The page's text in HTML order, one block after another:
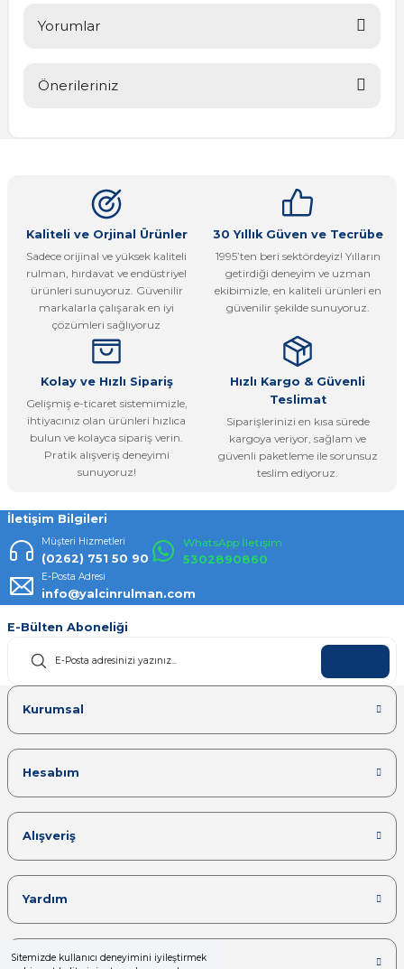
Sitemizde kullanıcı deneyimini iyileştirmek
Yorumlar
Önerileriniz
Görüş ve önerileriniz için teşekkür ederiz.
Ürün resmi kalitesiz, bozuk veya görüntülenemiyor.
Ürün açıklamasında eksik bilgiler bulunuyor.
Ürün bilgilerinde hatalar bulunuyor.
Ürün fiyatı diğer sitelerden daha pahalı.
Bu ürüne benzer farklı alternatifler olmalı.
Gönder
Kaliteli ve Orjinal Ürünler
Sadece orijinal ve yüksek kaliteli
rulman, hırdavat ve endüstriyel
ürünleri sunuyoruz. Güvenilir
markalarla çalışarak en iyi
çözümleri sağlıyoruz
30 Yıllık Güven ve Tecrübe
1995’ten beri sektördeyiz! Yılların
getirdiği deneyim ve uzman
ekibimizle, en kaliteli ürünleri en
güvenilir şekilde sunuyoruz.
Kolay ve Hızlı Sipariş
Gelişmiş e-ticaret sistemimizle,
ihtiyacınız olan ürünleri hızlıca
bulun ve kolayca sipariş verin.
Pratik alışveriş deneyimi
sunuyoruz!
Hızlı Kargo & Güvenli
Teslimat
Siparişlerinizi en kısa sürede
kargoya veriyor, sağlam ve
güvenli paketleme ile sorunsuz
teslim ediyoruz.
İletişim Bilgileri
Müşteri Hizmetleri
(0262) 751 50 90
WhatsApp İletişim
5302890860
E-Posta Adresi
info@yalcinrulman.com
E-Bülten Aboneliği
Kurumsal
Hesabım
Alışveriş
Yardım
Kategoriler